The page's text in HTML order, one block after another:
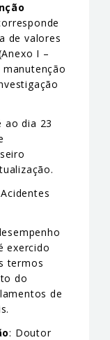
de valores
I –
ao dia 23
exercido
termos
do
de
: Doutor